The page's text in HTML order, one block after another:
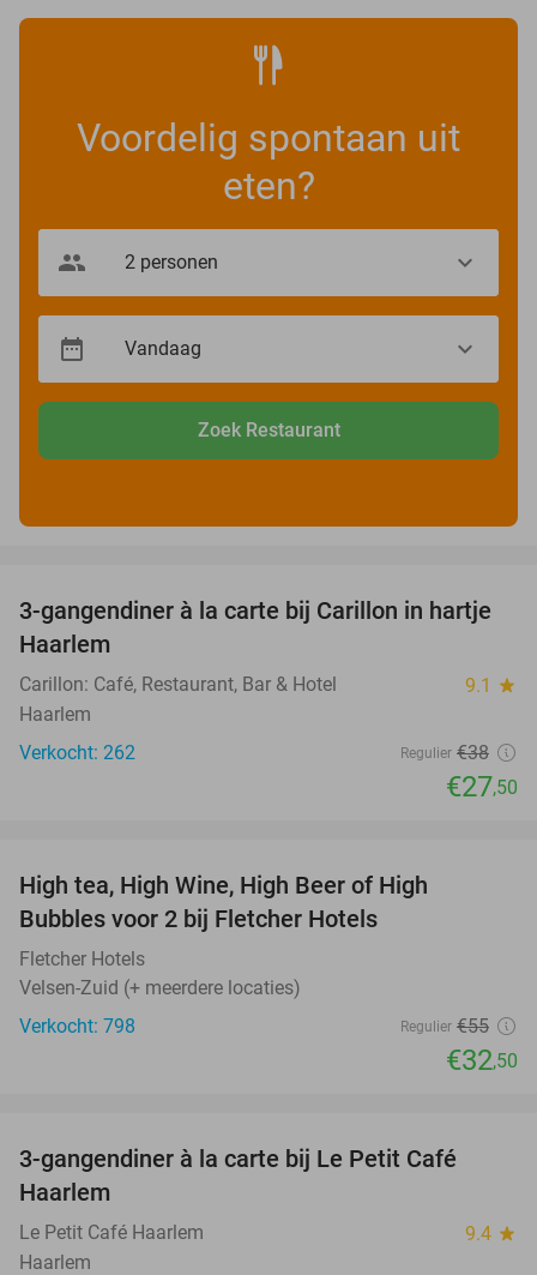
Voordelig spontaan uit
eten?
Zoek Restaurant
28%
3-gangendiner à la carte bij Carillon in hartje
Haarlem
Carillon: Café, Restaurant, Bar & Hotel 9.1 star
Haarlem
Verkocht: 262
Regulier €38
€27,50
High tea, High Wine, High Beer of High
Bubbles voor 2 bij Fletcher Hotels
Fletcher Hotels
Velsen-Zuid (+ meerdere locaties)
Verkocht: 798
Regulier €55
€32,50
3-gangendiner à la carte bij Le Petit Café
Haarlem
Le Petit Café Haarlem 9.4 star
Haarlem